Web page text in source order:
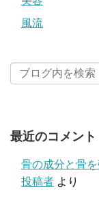
風流
最近のコメント
骨の成分と骨
投稿者 より